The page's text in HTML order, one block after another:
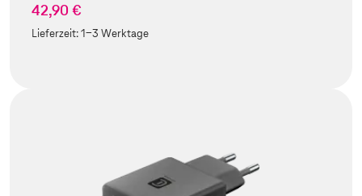
42,90 €
Lieferzeit:1-3 Werktage